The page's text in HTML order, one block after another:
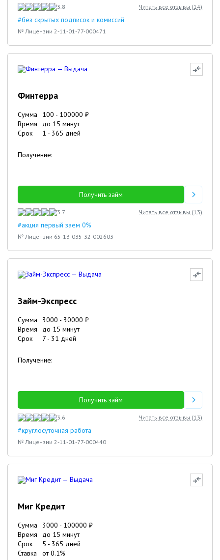
Миг Кредит
Сумма 3000 - 100000 ₽
Время
до 15 минут
Срок
5 - 365 дней
Ставка
от0.1%
3.8 Читать все отзывы (14)
#без скрытых подписок и комиссий
№ Лицензии 2-11-01-77-000471
Финтерра
Сумма 100 - 100000 ₽
Время
до 15 минут
Срок
1 - 365 дней
Получение:
Получить займ
3.7 Читать все отзывы (13)
#акция первый заем 0%
№ Лицензии 65-13-035-32-002603
Займ-Экспресс
Сумма 3000 - 30000 ₽
Время
до 15 минут
Срок
7 - 31 дней
Получение:
Получить займ
3.6 Читать все отзывы (13)
#круглосуточная работа
№ Лицензии 2-11-01-77-000440